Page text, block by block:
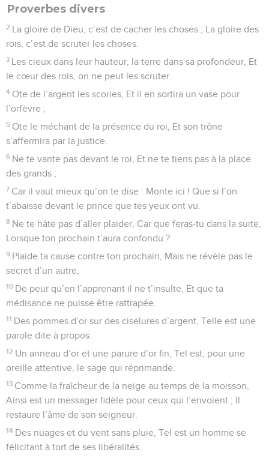
Proverbes divers
2 La gloire de Dieu, c’est de cacher les choses ; La gloire des
rois, c’est de scruter les choses.
3 Les cieux dans leur hauteur, la terre dans sa profondeur, Et
le cœur des rois, on ne peut les scruter.
4 Ote de l’argent les scories, Et il en sortira un vase pour
l’orfèvre ;
5 Ote le méchant de la présence du roi, Et son trône
s’affermira par la justice.
6 Ne te vante pas devant le roi, Et ne te tiens pas à la place
des grands ;
7 Car il vaut mieux qu’on te dise : Monte ici ! Que si l’on
t’abaisse devant le prince que tes yeux ont vu.
8 Ne te hâte pas d’aller plaider, Car que feras-tu dans la suite,
Lorsque ton prochain t’aura confondu ?
9 Plaide ta cause contre ton prochain, Mais ne révèle pas le
secret d’un autre,
10 De peur qu’en l’apprenant il ne t’insulte, Et que ta
médisance ne puisse être rattrapée.
11 Des pommes d’or sur des ciselures d’argent, Telle est une
parole dite à propos.
12 Un anneau d’or et une parure d’or fin, Tel est, pour une
oreille attentive, le sage qui réprimande.
13 Comme la fraîcheur de la neige au temps de la moisson,
Ainsi est un messager fidèle pour ceux qui l’envoient ; Il
restaure l’âme de son seigneur.
14 Des nuages et du vent sans pluie, Tel est un homme se
félicitant à tort de ses libéralités.